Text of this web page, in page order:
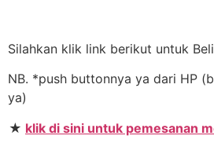
Silahkan klik link berikut untuk
NB. *push buttonnya ya dari HP
ya)
★ klik di sini untuk pemesanan